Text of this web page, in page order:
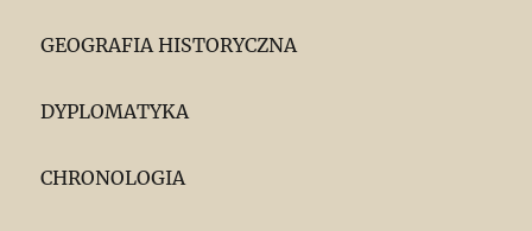
GEOGRAFIA HISTORYCZNA
DYPLOMATYKA
CHRONOLOGIA